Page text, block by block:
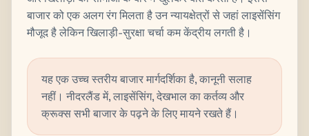
बाजार को एक अलग रंग मिलता है उन न्यायक्षेत्रों से जहां लाइसेंसिंग
मौजूद है लेकिन खिलाड़ी-सुरक्षा चर्चा कम केंद्रीय लगती है।
यह एक उच्च स्तरीय बाजार मार्गदर्शिका है, कानूनी सलाह
नहीं। नीदरलैंड में, लाइसेंसिंग, देखभाल का कर्तव्य और
क्रूक्स सभी बाजार के पढ़ने के लिए मायने रखते हैं।